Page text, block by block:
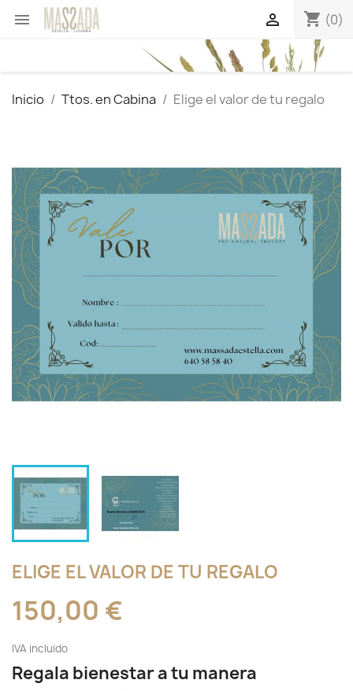
 shopping_cart (0)

Inicio Ttos. en Cabina Elige el valor de tu regalo
ELIGE EL VALOR DE TU REGALO
150,00 €
IVA incluido
Regala bienestar a tu manera